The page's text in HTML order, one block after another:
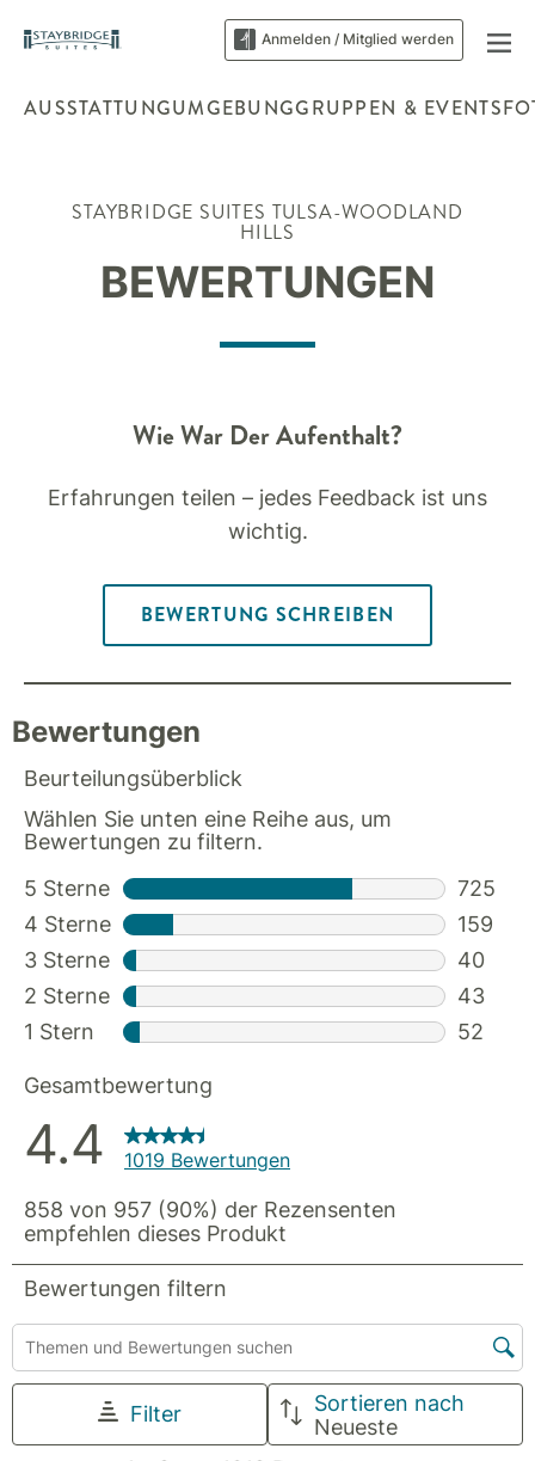
Anmelden / Mitglied werden
AUSSTATTUNGUMGEBUNGGRUPPEN & EVENTS
STAYBRIDGE SUITES TULSA-WOODLAND
HILLS
BEWERTUNGEN
Wie War Der Aufenthalt?
Erfahrungen teilen – jedes Feedback ist uns
wichtig.
BEWERTUNG SCHREIBEN